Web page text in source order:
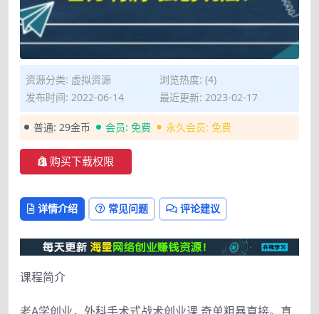
资源分类: 虚拟资源
浏览热度: (4)
发布时间: 2022-06-14
最近更新: 2023-02-17
普通: 29金币 会员: 免费 永久会员: 免费
购买下载权限
详情介绍 常见问题 评论建议
课程简介